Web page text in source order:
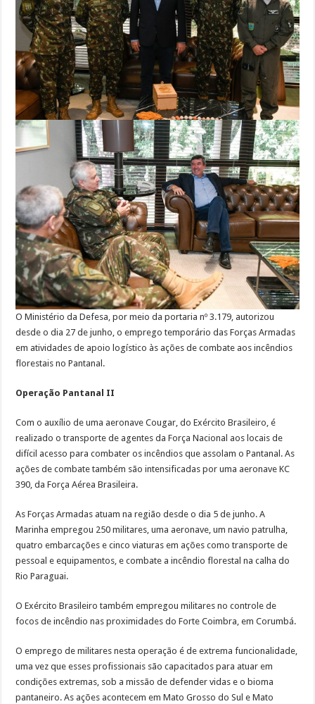
O Ministério da Defesa, por meio da portaria nº 3.179, autorizou
desde o dia 27 de junho, o emprego temporário das Forças Armadas
em atividades de apoio logístico às ações de combate aos incêndios
florestais no Pantanal.
Operação Pantanal II
Com o auxílio de uma aeronave Cougar, do Exército Brasileiro, é
realizado o transporte de agentes da Força Nacional aos locais de
difícil acesso para combater os incêndios que assolam o Pantanal. As
ações de combate também são intensificadas por uma aeronave KC
390, da Força Aérea Brasileira.
As Forças Armadas atuam na região desde o dia 5 de junho. A
Marinha empregou 250 militares, uma aeronave, um navio patrulha,
quatro embarcações e cinco viaturas em ações como transporte de
pessoal e equipamentos, e combate a incêndio florestal na calha do
Rio Paraguai.
O Exército Brasileiro também empregou militares no controle de
focos de incêndio nas proximidades do Forte Coimbra, em Corumbá.
O emprego de militares nesta operação é de extrema funcionalidade,
uma vez que esses profissionais são capacitados para atuar em
condições extremas, sob a missão de defender vidas e o bioma
pantaneiro. As ações acontecem em Mato Grosso do Sul e Mato